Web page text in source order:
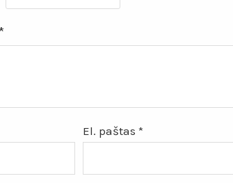
El. paštas*